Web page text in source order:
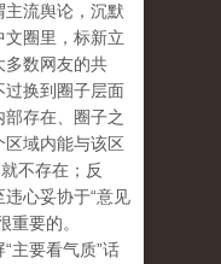
流舆论，沉默
圈里，标新立
多数网友的共
过换到圈子层面
存在、圈子之
区域内能与该区
不存在；反
心妥协于“意见
重要的。
主要看气质”话